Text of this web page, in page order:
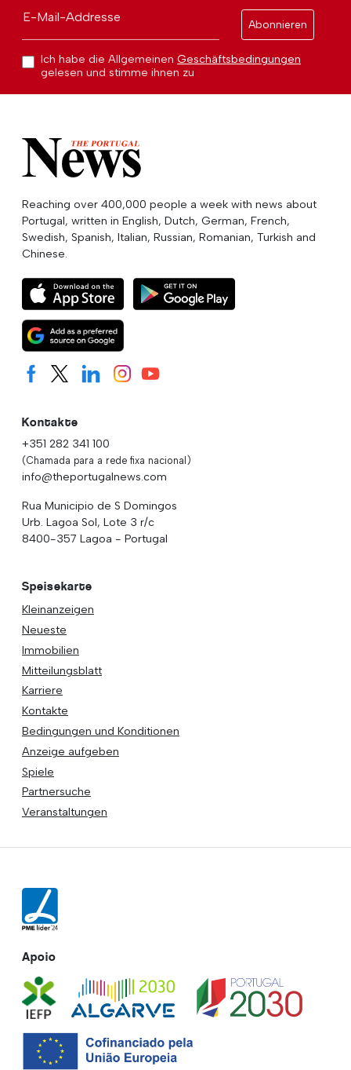
E-Mail-Addresse
Abonnieren
Ich habe die Allgemeinen Geschäftsbedingungen
gelesen und stimme ihnen zu
Reaching over 400,000 people a week with news about
Portugal, written in English, Dutch, German, French,
Swedish, Spanish, Italian, Russian, Romanian, Turkish and
Chinese.
Kontakte
+351 282 341 100
(Chamada para a rede fixa nacional)
info@theportugalnews.com
Rua Municipio de S Domingos
Urb. Lagoa Sol, Lote 3 r/c
8400-357 Lagoa - Portugal
Speisekarte
Kleinanzeigen
Neueste
Immobilien
Mitteilungsblatt
Karriere
Kontakte
Bedingungen und Konditionen
Anzeige aufgeben
Spiele
Partnersuche
Veranstaltungen
Apoio